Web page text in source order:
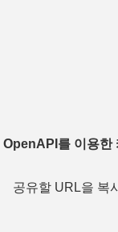
OpenAPI를 이용한
공유할 URL을 복